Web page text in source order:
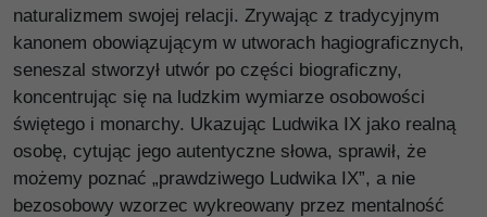
naturalizmem swojej relacji. Zrywając z tradycyjnym
kanonem obowiązującym w utworach hagiograficznych,
seneszal stworzył utwór po części biograficzny,
koncentrując się na ludzkim wymiarze osobowości
świętego i monarchy. Ukazując Ludwika IX jako realną
osobę, cytując jego autentyczne słowa, sprawił, że
możemy poznać „prawdziwego Ludwika IX”, a nie
bezosobowy wzorzec wykreowany przez mentalność